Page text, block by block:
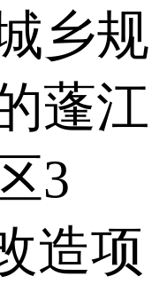
乡规
蓬江
3
造项